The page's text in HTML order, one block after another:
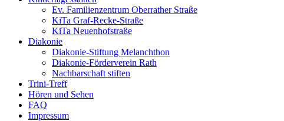
Ev. Familienzentrum Oberrather Straße
KiTa Graf-Recke-Straße
KiTa Neuenhofstraße
Diakonie
Diakonie-Stiftung Melanchthon
Diakonie-Förderverein Rath
Nachbarschaft stiften
Trini-Treff
Hören und Sehen
FAQ
Impressum